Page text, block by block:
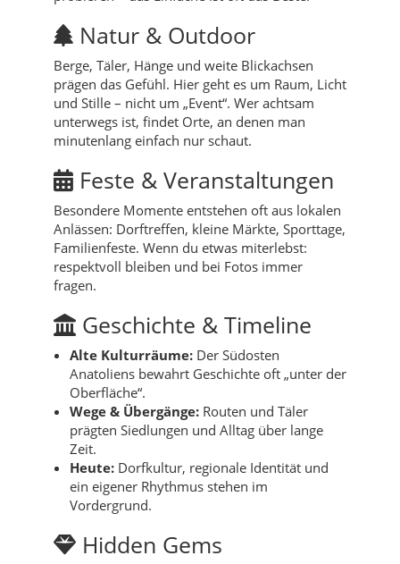
Natur & Outdoor
Berge, Täler, Hänge und weite Blickachsen
prägen das Gefühl. Hier geht es um Raum, Licht
und Stille – nicht um „Event“. Wer achtsam
unterwegs ist, findet Orte, an denen man
minutenlang einfach nur schaut.
Feste & Veranstaltungen
Besondere Momente entstehen oft aus lokalen
Anlässen: Dorftreffen, kleine Märkte, Sporttage,
Familienfeste. Wenn du etwas miterlebst:
respektvoll bleiben und bei Fotos immer
fragen.
Geschichte & Timeline
Alte Kulturräume: Der Südosten
Anatoliens bewahrt Geschichte oft „unter der
Oberfläche“.
Wege & Übergänge: Routen und Täler
prägten Siedlungen und Alltag über lange
Zeit.
Heute: Dorfkultur, regionale Identität und
ein eigener Rhythmus stehen im
Vordergrund.
Hidden Gems